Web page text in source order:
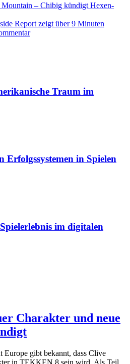
– Chibig kündigt Hexen-
Report zeigt über 9 Minuten
Traum im
Erfolgssystemen in Spielen
im digitalen
Charakter und neue
Europe gibt bekannt, dass Clive
in TEKKEN 8 sein wird. Als Teil